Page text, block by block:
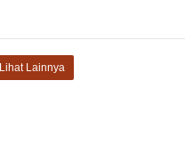
Lihat Lainnya